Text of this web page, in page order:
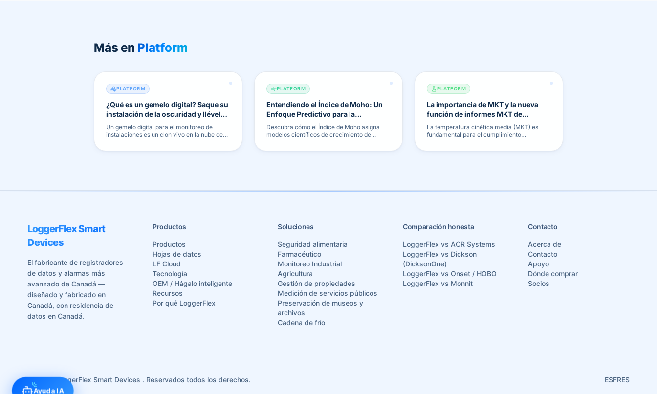
Más en Platform
PLATFORM
¿Qué es un gemelo digital? Saque su
instalación de la oscuridad y llévela a
la nube
Un gemelo digital para el monitoreo de
instalaciones es un clon vivo en la nube de
pase de las reparaciones reactivas a las
PLATFORM
Entendiendo el Índice de Moho: Un
Enfoque Predictivo para la
Prevención
Descubra cómo el Índice de Moho asigna
modelos científicos de crecimiento de
que le permite prevenir proactivamente el
PLATFORM
La importancia de MKT y la nueva
función de informes MKT de
LoggerFlex
La temperatura cinética media (MKT) es
fundamental para el cumplimiento
herramienta automatizada de cálculo e
LoggerFlex Smart
Devices
El fabricante de registradores
de datos y alarmas más
avanzado de Canadá —
diseñado y fabricado en
Canadá, con residencia de
datos en Canadá.
Productos
Productos
Hojas de datos
LF Cloud
Tecnología
OEM / Hágalo inteligente
Recursos
Por qué LoggerFlex
Soluciones
Seguridad alimentaria
Farmacéutico
Monitoreo Industrial
Agricultura
Gestión de propiedades
Medición de servicios públicos
Preservación de museos y
archivos
Cadena de frío
Comparación honesta
LoggerFlex vs ACR Systems
LoggerFlex vs Dickson
(DicksonOne)
LoggerFlex vs Onset / HOBO
LoggerFlex vs Monnit
Contacto
Acerca de
Contacto
Apoyo
Dónde comprar
Socios
©2026 LoggerFlex Smart Devices . Reservados todos los derechos. ESFRES
Ayuda IA